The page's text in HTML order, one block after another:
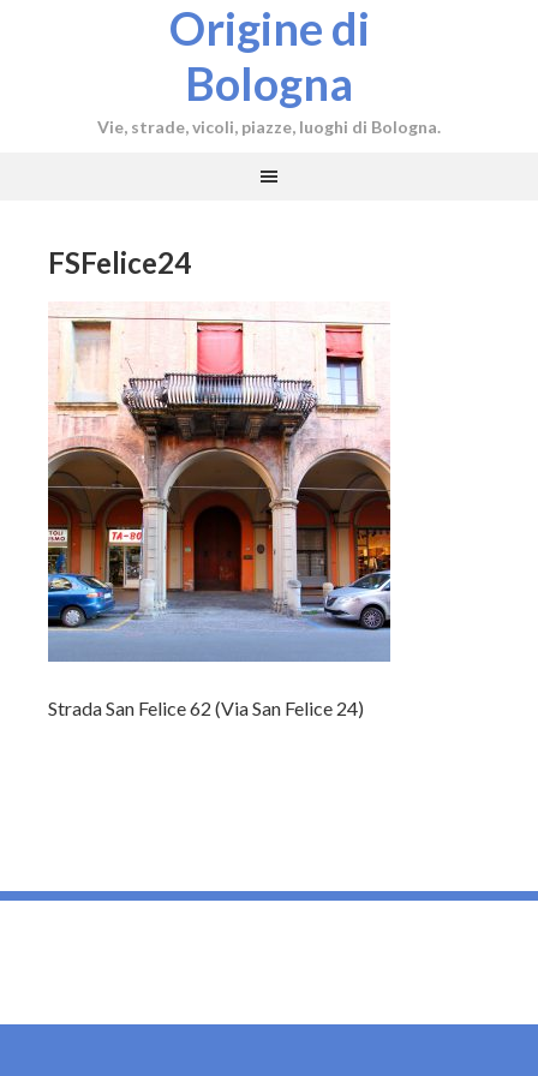
Origine di
Bologna
Vie, strade, vicoli, piazze, luoghi di Bologna.
FSFelice24
Strada San Felice 62 (Via San Felice 24)